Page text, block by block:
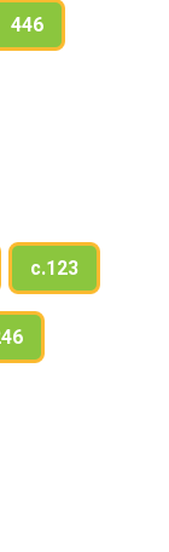
446
с.123